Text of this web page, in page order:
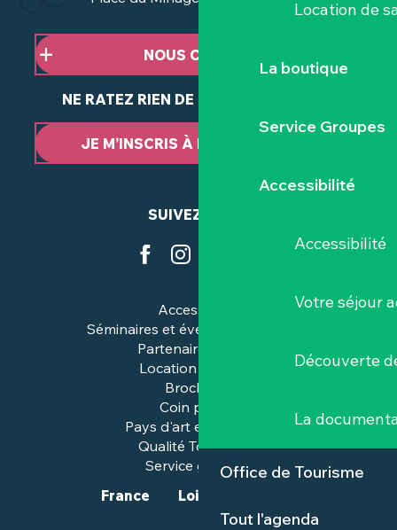
Location de
La boutique
Service Groupes
Accessibilité
Accessibilité
Votre séjour
Découverte
La
Office de Tourisme
Tout l'agenda
NOUS CONTACTER
NE RATEZ RIEN DE NOTRE ACTUALITÉ
JE M’INSCRIS À LA NEWSLETTER
SUIVEZ-NOUS
Accessibilité
Séminaires et événements pros
Partenaires & pros
Location de salles
Brochures
Coin presse
Pays d'art et d'histoire
Qualité Tourisme™
Service groupes
France Loire-Atlantique